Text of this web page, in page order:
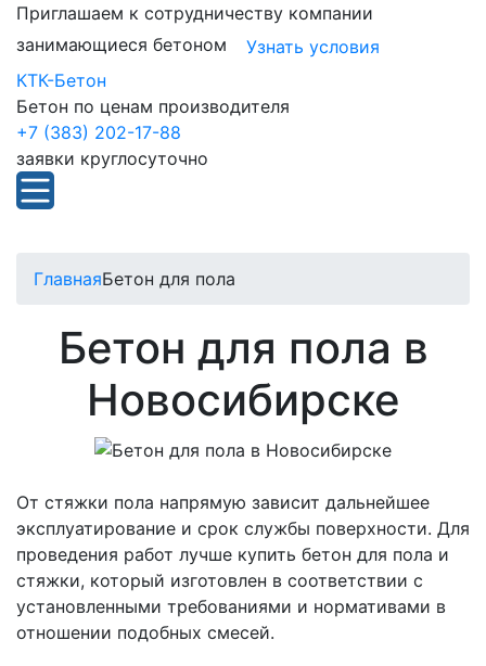
Приглашаем к сотрудничеству компании
занимающиеся бетоном
Узнать условия
КТК-Бетон
Бетон по ценам производителя
+7 (383) 202-17-88
заявки круглосуточно
ГлавнаяБетон для пола
Бетон для пола в
Новосибирске
От стяжки пола напрямую зависит дальнейшее
эксплуатирование и срок службы поверхности. Для
проведения работ лучше купить бетон для пола и
стяжки, который изготовлен в соответствии с
установленными требованиями и нормативами в
отношении подобных смесей.